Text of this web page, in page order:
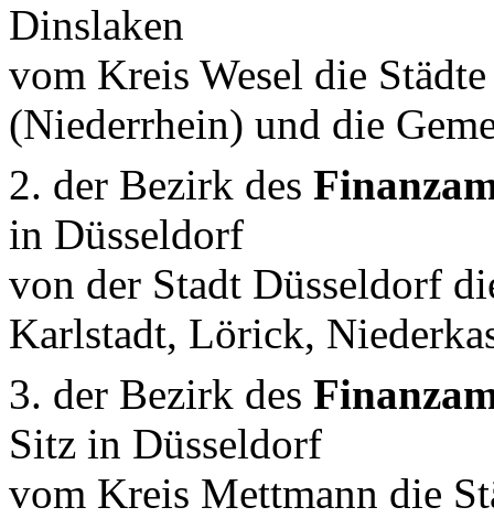
Dinslaken
vom Kreis Wesel die
(Niederrhein) und die
2. der Bezirk des
in Düsseldorf
von der Stadt Düsseldorf
Karlstadt, Lörick,
3. der Bezirk des
Sitz in Düsseldorf
vom Kreis Mettmann die